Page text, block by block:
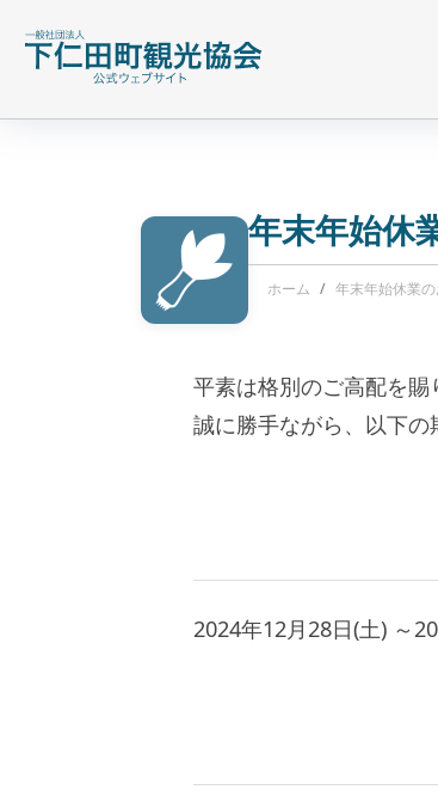
年末年始休
ホーム 年末年始休業
平素は格別のご高配を賜
誠に勝手ながら、以下の
2024年12月28日(土) ～